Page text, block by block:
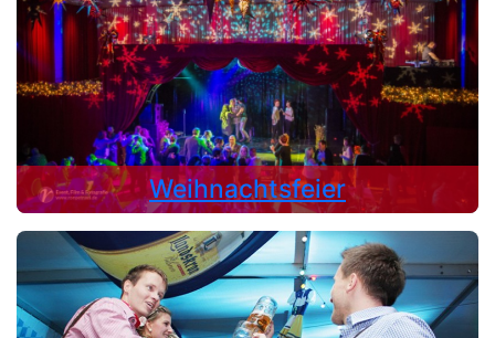
Weihnachtsfeier